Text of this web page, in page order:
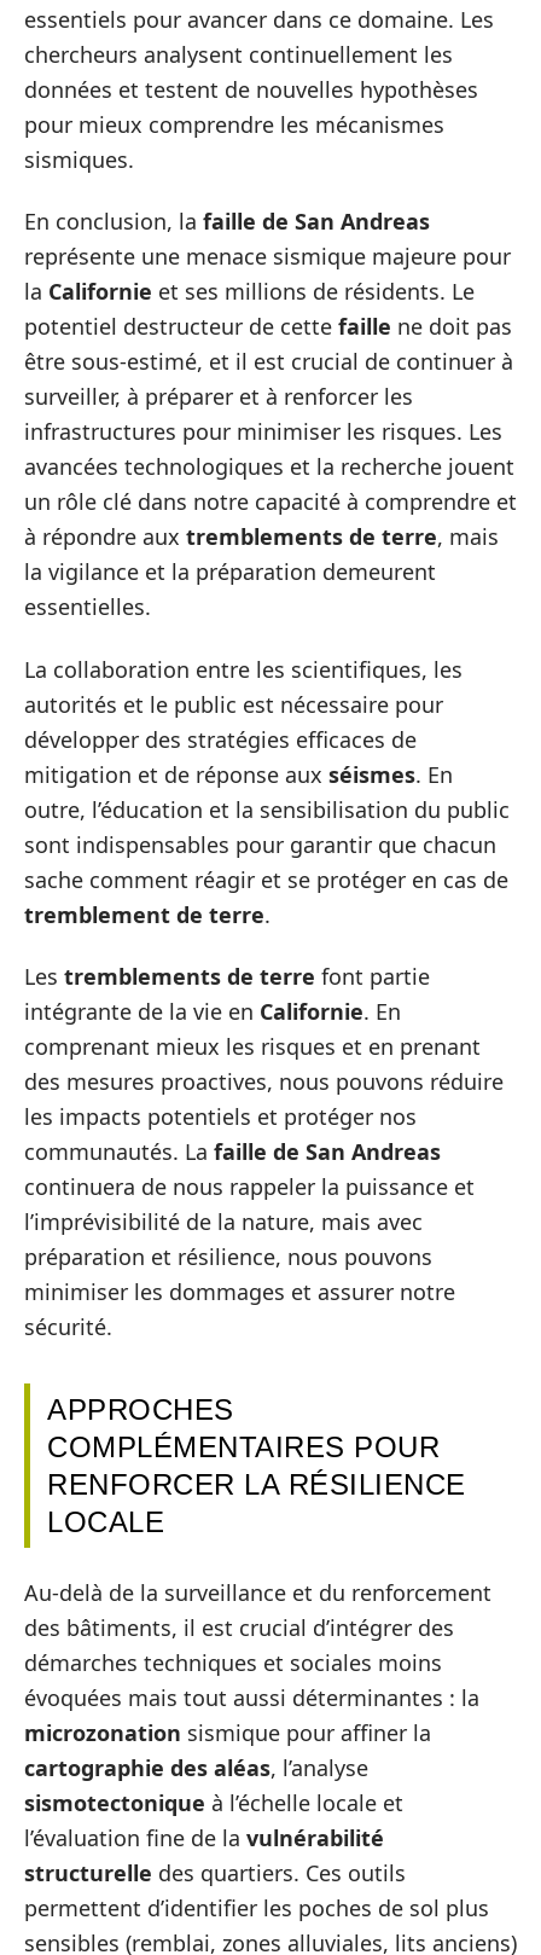
essentiels pour avancer dans ce domaine. Les
chercheurs analysent continuellement les
données et testent de nouvelles hypothèses
pour mieux comprendre les mécanismes
sismiques.
En conclusion, la faille de San Andreas
représente une menace sismique majeure pour
la Californie et ses millions de résidents. Le
potentiel destructeur de cette faille ne doit pas
être sous-estimé, et il est crucial de continuer à
surveiller, à préparer et à renforcer les
infrastructures pour minimiser les risques. Les
avancées technologiques et la recherche jouent
un rôle clé dans notre capacité à comprendre et
à répondre aux tremblements de terre, mais
la vigilance et la préparation demeurent
essentielles.
La collaboration entre les scientifiques, les
autorités et le public est nécessaire pour
développer des stratégies efficaces de
mitigation et de réponse aux séismes. En
outre, l’éducation et la sensibilisation du public
sont indispensables pour garantir que chacun
sache comment réagir et se protéger en cas de
tremblement de terre.
Les tremblements de terre font partie
intégrante de la vie en Californie. En
comprenant mieux les risques et en prenant
des mesures proactives, nous pouvons réduire
les impacts potentiels et protéger nos
communautés. La faille de San Andreas
continuera de nous rappeler la puissance et
l’imprévisibilité de la nature, mais avec
préparation et résilience, nous pouvons
minimiser les dommages et assurer notre
sécurité.
APPROCHES
COMPLÉMENTAIRES POUR
RENFORCER LA RÉSILIENCE
LOCALE
Au-delà de la surveillance et du renforcement
des bâtiments, il est crucial d’intégrer des
démarches techniques et sociales moins
évoquées mais tout aussi déterminantes : la
microzonation sismique pour affiner la
cartographie des aléas, l’analyse
sismotectonique à l’échelle locale et
l’évaluation fine de la vulnérabilité
structurelle des quartiers. Ces outils
permettent d’identifier les poches de sol plus
sensibles (remblai, zones alluviales, lits anciens)